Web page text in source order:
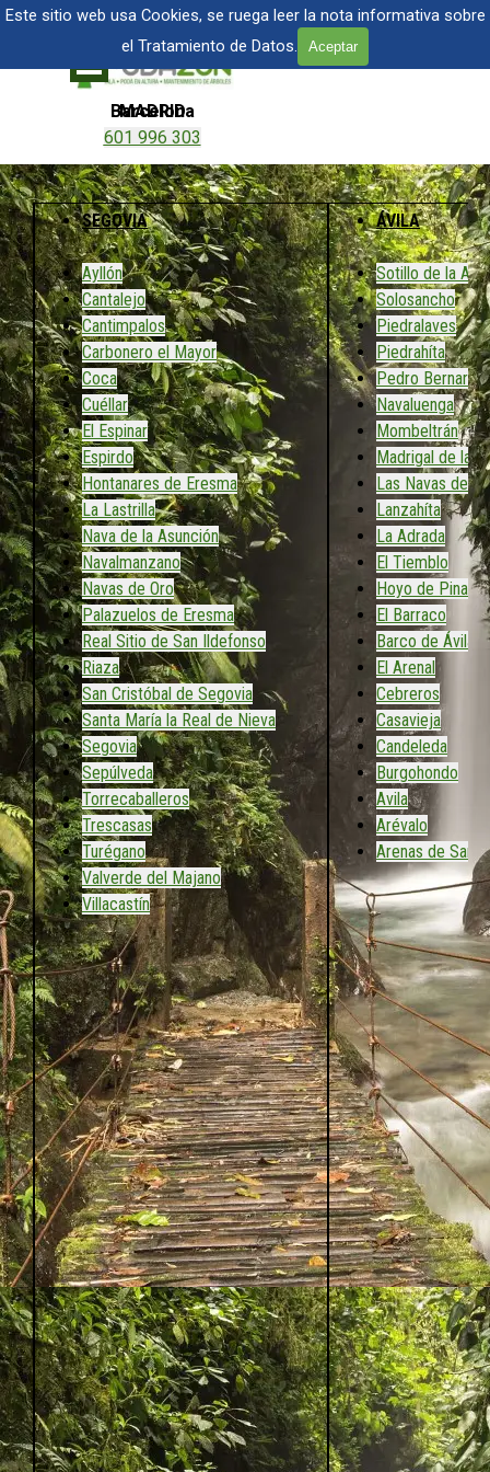
Este sitio web usa Cookies, se ruega leer la nota informativa sobre
el Tratamiento de Datos.
Aceptar
Vaya al ContenidoTALA Y PODA DE ÁRBOLES EN MADRID
Barcelona
601 996 303
MADRID
601 904 866
Saltar menú
SEGOVIA
Ayllón
Cantalejo
Cantimpalos
Carbonero el Mayor
Coca
Cuéllar
El Espinar
Espirdo
Hontanares de Eresma
La Lastrilla
Nava de la Asunción
Navalmanzano
Navas de Oro
Palazuelos de Eresma
Real Sitio de San Ildefonso
Riaza
San Cristóbal de Segovia
Santa María la Real de Nieva
Segovia
Sepúlveda
Torrecaballeros
Trescasas
Turégano
Valverde del Majano
Villacastín
ÁVILA
Sotillo de la
Solosancho
Piedralaves
Piedrahíta
Pedro Bernardo
Navaluenga
Mombeltrán
Madrigal de las
Las Navas del
Lanzahíta
La Adrada
El Tiemblo
Hoyo de Pinares
El Barraco
Barco de Ávila
El Arenal
Cebreros
Casavieja
Candeleda
Burgohondo
Avila
Arévalo
Arenas de San